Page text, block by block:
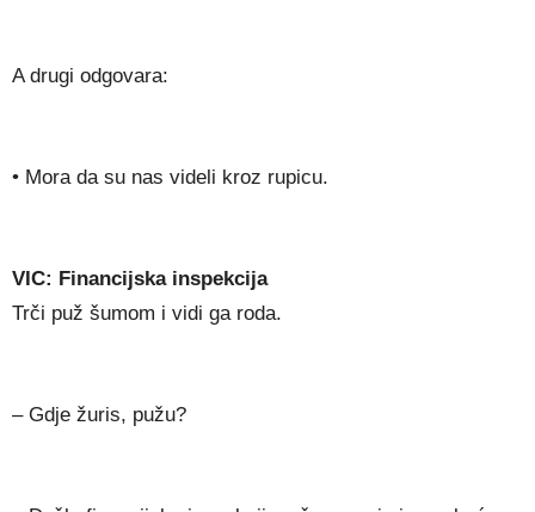
A drugi odgovara:
• Mora da su nas videli kroz rupicu.
VIC: Financijska inspekcija
Trči puž šumom i vidi ga roda.
– Gdje žuris, pužu?